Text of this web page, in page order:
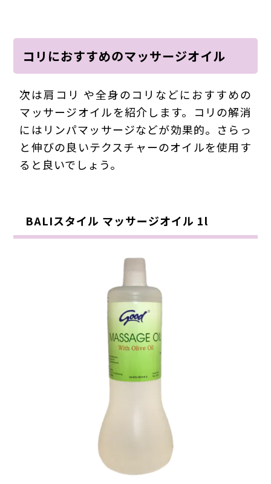
コリにおすすめのマッサージオイル
次は肩コリ や全身のコリなどにおすすめの
マッサージオイルを紹介します。コリの解消
にはリンパマッサージなどが効果的。さらっ
と伸びの良いテクスチャーのオイルを使用す
ると良いでしょう。
BALIスタイル マッサージオイル 1l